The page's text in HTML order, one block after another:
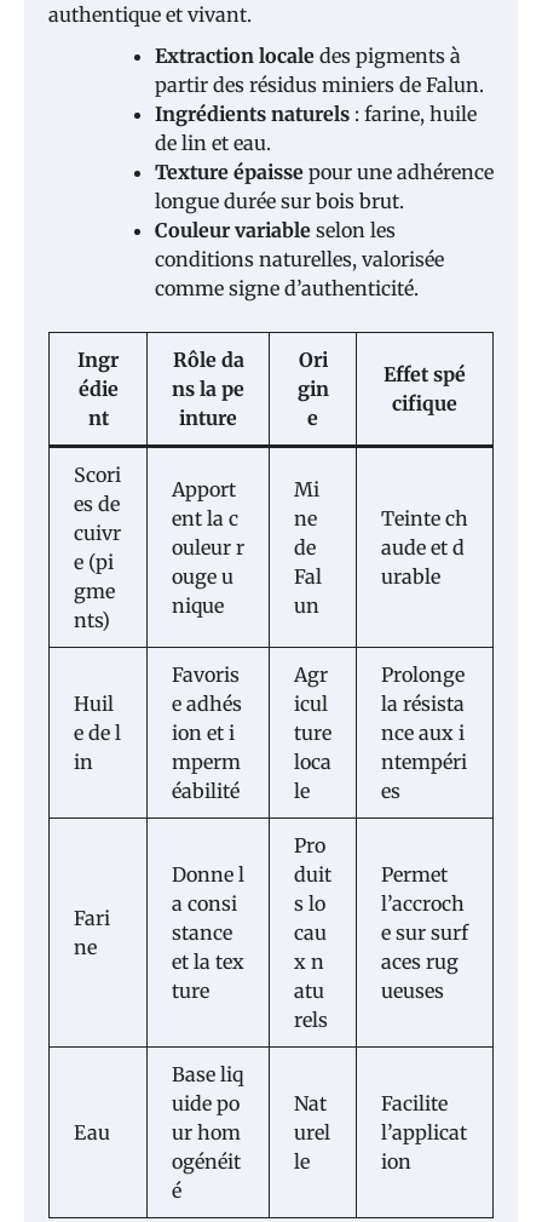
authentique et vivant.
Extraction locale des pigments à
partir des résidus miniers de Falun.
Ingrédients naturels : farine, huile
de lin et eau.
Texture épaisse pour une adhérence
longue durée sur bois brut.
Couleur variable selon les
conditions naturelles, valorisée
comme signe d’authenticité.
Ingr
édie
nt
Rôle da
ns la pe
inture
Ori
gin
e
Effet spé
cifique
Scori
es de
cuivr
e (pi
gme
nts)
Apport
ent la c
ouleur r
ouge u
nique
Mi
ne
de
Fal
un
Teinte ch
aude et d
urable
Huil
e de l
in
Favoris
e adhés
ion et i
mperm
éabilité
Agr
icul
ture
loca
le
Prolonge
la résista
nce aux i
ntempéri
es
Fari
ne
Donne l
a consi
stance
et la tex
ture
Pro
duit
s lo
cau
x n
atu
rels
Permet
l’accroch
e sur surf
aces rug
ueuses
Eau
Base liq
uide po
ur hom
ogénéit
é
Nat
urel
le
Facilite
l’applicat
ion